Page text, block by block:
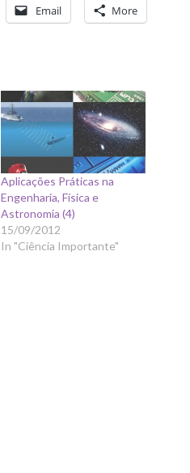
Email More
Aplicações Práticas na
Engenharia, Física e
Astronomia (4)
15/09/2012
In "Ciência Importante"